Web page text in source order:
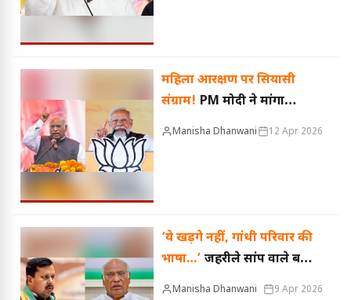
महिला आरक्षण पर सियासी
संग्राम! PM मोदी ने मांगा
समर्थन, सभी दलों को लिखी
Manisha Dhanwani 12 Apr 2026
‘ये खड़गे नहीं, गांधी परिवार की
भाषा…’ जहरीले सांप वाले बयान
पर नितिन नबीन ने कांग्रेस पर
Manisha Dhanwani 9 Apr 2026